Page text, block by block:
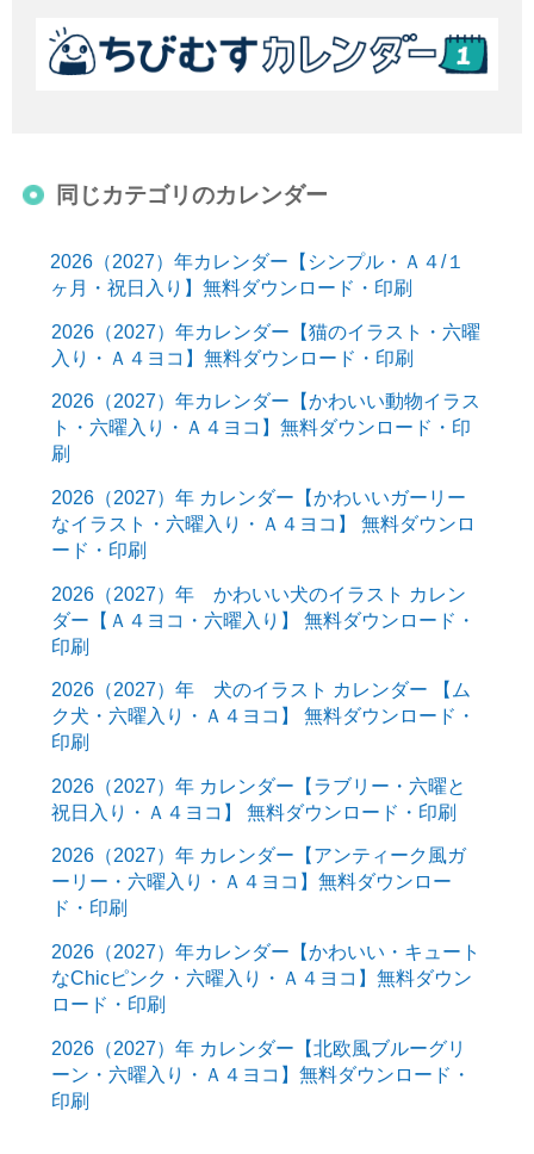
同じカテゴリのカレンダー
2026（2027）年カレンダー【シンプル・Ａ４/１
ヶ月・祝日入り】無料ダウンロード・印刷
2026（2027）年カレンダー【猫のイラスト・六曜
入り・Ａ４ヨコ】無料ダウンロード・印刷
2026（2027）年カレンダー【かわいい動物イラス
ト・六曜入り・Ａ４ヨコ】無料ダウンロード・印
刷
2026（2027）年 カレンダー【かわいいガーリー
なイラスト・六曜入り・Ａ４ヨコ】 無料ダウンロ
ード・印刷
2026（2027）年 かわいい犬のイラスト カレン
ダー【Ａ４ヨコ・六曜入り】 無料ダウンロード・
印刷
2026（2027）年 犬のイラスト カレンダー 【ム
ク犬・六曜入り・Ａ４ヨコ】 無料ダウンロード・
印刷
2026（2027）年 カレンダー【ラブリー・六曜と
祝日入り・Ａ４ヨコ】 無料ダウンロード・印刷
2026（2027）年 カレンダー【アンティーク風ガ
ーリー・六曜入り・Ａ４ヨコ】無料ダウンロー
ド・印刷
2026（2027）年カレンダー【かわいい・キュート
なChicピンク・六曜入り・Ａ４ヨコ】無料ダウン
ロード・印刷
2026（2027）年 カレンダー【北欧風ブルーグリ
ーン・六曜入り・Ａ４ヨコ】無料ダウンロード・
印刷